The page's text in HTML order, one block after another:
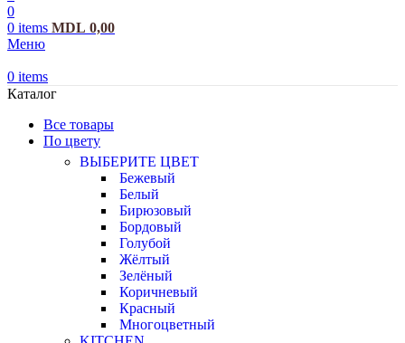
0
0 items MDL 0,00
Меню
0 items
Каталог
Все товары
По цвету
ВЫБЕРИТЕ ЦВЕТ
Бежевый
Белый
Бирюзовый
Бордовый
Голубой
Жёлтый
Зелёный
Коричневый
Красный
Многоцветный